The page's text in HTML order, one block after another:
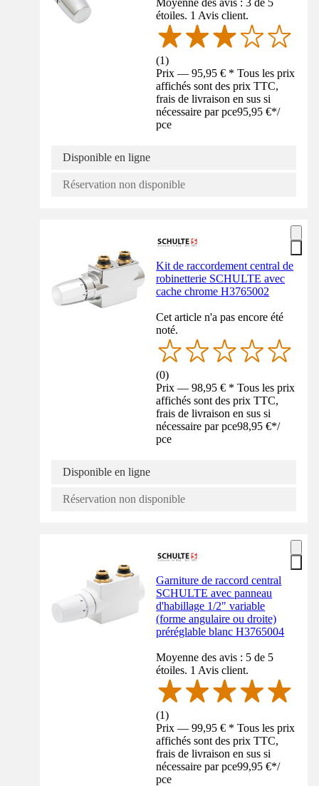
Moyenne des avis : 3 de 5
étoiles. 1 Avis client.
(1)
Prix — 95,95 € * Tous les prix
affichés sont des prix TTC,
frais de livraison en sus si
nécessaire par pce95,95 €*/
pce
Disponible en ligne
Réservation non disponible
Kit de raccordement central de
robinetterie SCHULTE avec
cache chrome H3765002
Cet article n'a pas encore été
noté.
(0)
Prix — 98,95 € * Tous les prix
affichés sont des prix TTC,
frais de livraison en sus si
nécessaire par pce98,95 €*/
pce
Disponible en ligne
Réservation non disponible
Garniture de raccord central
SCHULTE avec panneau
d'habillage 1/2" variable
(forme angulaire ou droite)
préréglable blanc H3765004
Moyenne des avis : 5 de 5
étoiles. 1 Avis client.
(1)
Prix — 99,95 € * Tous les prix
affichés sont des prix TTC,
frais de livraison en sus si
nécessaire par pce99,95 €*/
pce